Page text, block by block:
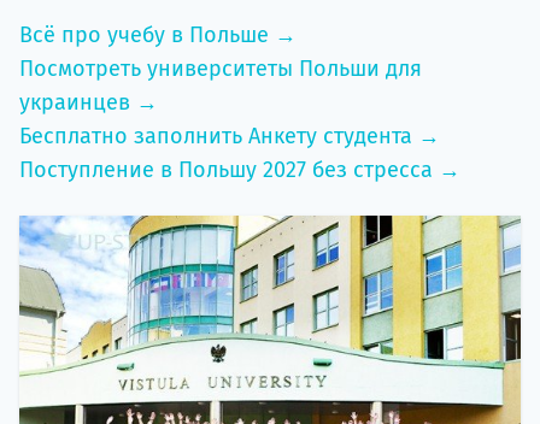
Всё про учебу в Польше →
Посмотреть университеты Польши для
украинцев →
Бесплатно заполнить Анкету студента →
Поступление в Польшу 2027 без стресса →